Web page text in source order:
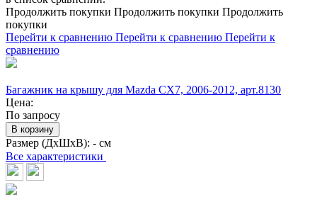
Продолжить покупки Продолжить покупки Продолжить
покупки
Перейти к сравнению Перейти к сравнению Перейти к
сравнению
Багажник на крышу для Mazda CX7, 2006-2012, арт.8130
Цена:
По запросу
В корзину
Размер (ДхШхВ): - см
Все характеристики